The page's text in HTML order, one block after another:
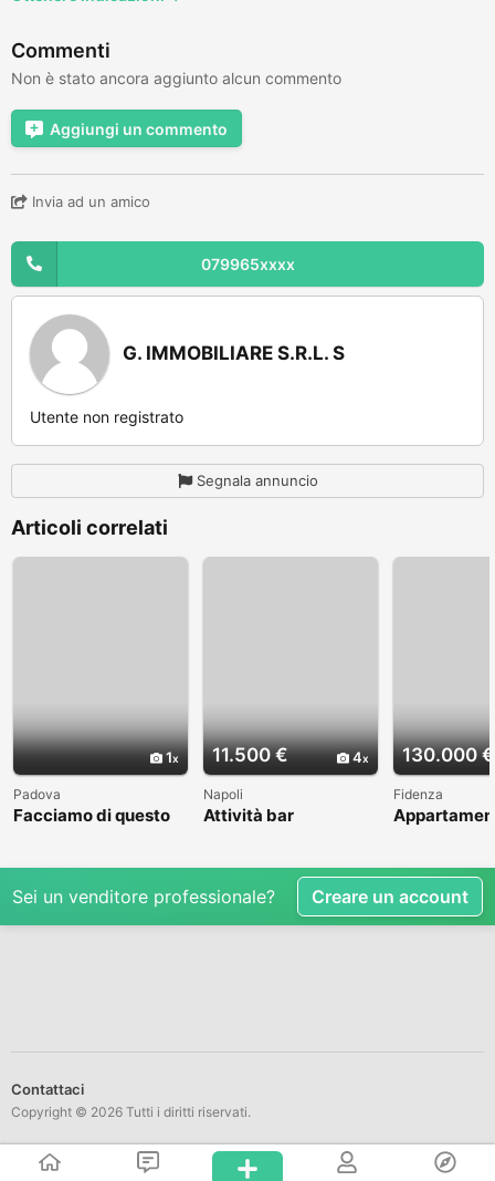
Commenti
Non è stato ancora aggiunto alcun commento
Aggiungi un commento
Invia ad un amico
079965xxxx
G. IMMOBILIARE S.R.L. S
Utente non registrato
Segnala annuncio
Articoli correlati
1
Padova
Facciamo di questo
11.500 € 4
Napoli
Attività bar
130.000 €
Fidenza
Sei un venditore professionale? Creare un account
Contattaci
Copyright © 2026 Tutti i diritti riservati.